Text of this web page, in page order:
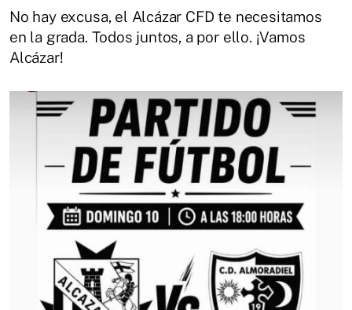
No hay excusa, el Alcázar CFD te necesitamos
en la grada. Todos juntos, a por ello. ¡Vamos
Alcázar!